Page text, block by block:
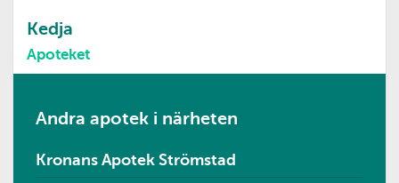
Kedja
Apoteket
Andra apotek i närheten
Kronans Apotek Strömstad